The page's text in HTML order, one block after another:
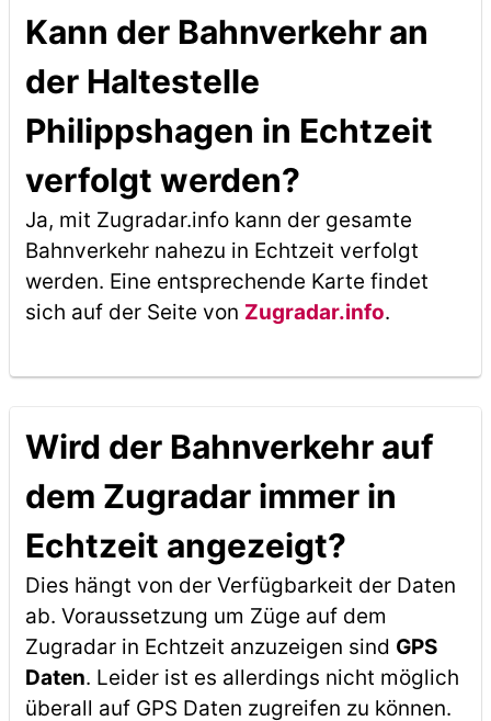
Kann der Bahnverkehr an
der Haltestelle
Philippshagen in Echtzeit
verfolgt werden?
Ja, mit Zugradar.info kann der gesamte
Bahnverkehr nahezu in Echtzeit verfolgt
werden. Eine entsprechende Karte findet
sich auf der Seite von Zugradar.info.
Wird der Bahnverkehr auf
dem Zugradar immer in
Echtzeit angezeigt?
Dies hängt von der Verfügbarkeit der Daten
ab. Voraussetzung um Züge auf dem
Zugradar in Echtzeit anzuzeigen sind GPS
Daten. Leider ist es allerdings nicht möglich
überall auf GPS Daten zugreifen zu können.